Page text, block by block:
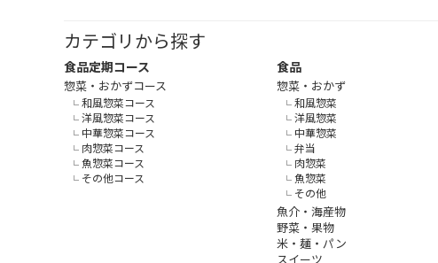
カテゴリから探す
食品定期コース
惣菜・おかずコース
和風惣菜コース
洋風惣菜コース
中華惣菜コース
肉惣菜コース
魚惣菜コース
その他コース
食品
惣菜・おかず
和風惣菜
洋風惣菜
中華惣菜
弁当
肉惣菜
魚惣菜
その他
魚介・海産物
野菜・果物
米・麺・パン
スイーツ